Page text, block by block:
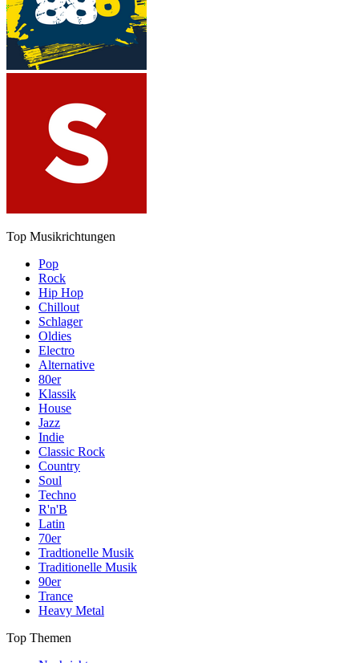
Top Musikrichtungen
Pop
Rock
Hip Hop
Chillout
Schlager
Oldies
Electro
Alternative
80er
Klassik
House
Jazz
Indie
Classic Rock
Country
Soul
Techno
R'n'B
Latin
70er
Tradtionelle Musik
Traditionelle Musik
90er
Trance
Heavy Metal
Top Themen